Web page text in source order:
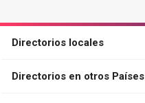
Directorios locales
Directorios en otros Países